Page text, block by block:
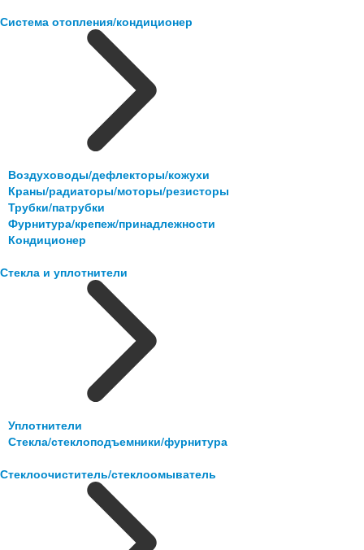
Система отопления/кондиционер
Воздуховоды/дефлекторы/кожухи
Краны/радиаторы/моторы/резисторы
Трубки/патрубки
Фурнитура/крепеж/принадлежности
Кондиционер
Стекла и уплотнители
Уплотнители
Стекла/стеклоподъемники/фурнитура
Стеклоочиститель/стеклоомыватель